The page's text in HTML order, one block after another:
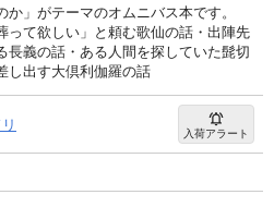
」がテーマのオムニバス本です。
って欲しい」と頼む歌仙の話・出陣先
義の話・ある人間を探していた髭切
し出す大倶利伽羅の話
入荷アラート